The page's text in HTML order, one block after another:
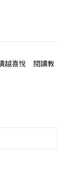
越喜悅 閱讀教